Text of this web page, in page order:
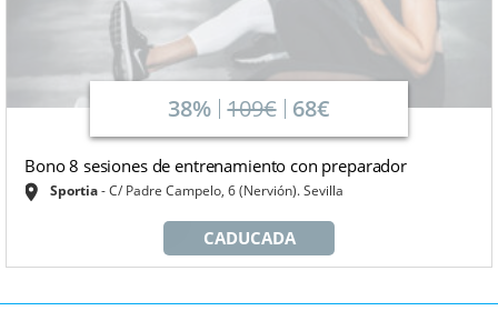
38% 109€ 68€
Bono 8 sesiones de entrenamiento con preparador
Sportia C/ Padre Campelo, 6 (Nervión). Sevilla
CADUCADA